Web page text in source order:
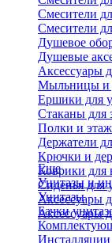
Смесители
Смесители
Душевое
Душевые
Аксессуары
Мыльницы и
Ершики для
Стаканы для
Полки и
Держатели
Крючки и
Коврики для
Сиденья для
Аксессуары
Аксессуары
Еще
Унитазы и
Унитазы
Бачки